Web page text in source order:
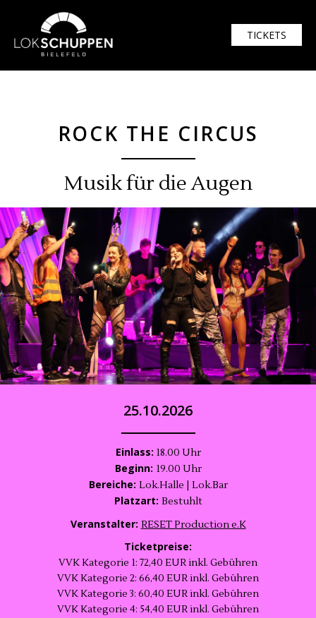
TICKETS
ROCK THE CIRCUS
Musik für die Augen
25.10.2026
Einlass: 18.00 Uhr
Beginn: 19.00 Uhr
Bereiche: Lok.Halle | Lok.Bar
Platzart: Bestuhlt
Veranstalter: RESET Production e.K
Ticketpreise:
VVK Kategorie 1: 72,40 EUR inkl. Gebühren
VVK Kategorie 2: 66,40 EUR inkl. Gebühren
VVK Kategorie 3: 60,40 EUR inkl. Gebühren
VVK Kategorie 4: 54,40 EUR inkl. Gebühren